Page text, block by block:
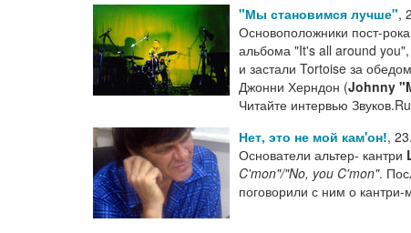
"Мы становимся лучше",
Основоположники пост-рока
альбома "It's all around you",
и застали Tortoise за
Джонни Херндон (Johnny
Читайте интервью
Нет, это не мой кам'он!,
Основатели альтер- кантри
C'mon"/"No, you C'mon".
поговорили с ним о